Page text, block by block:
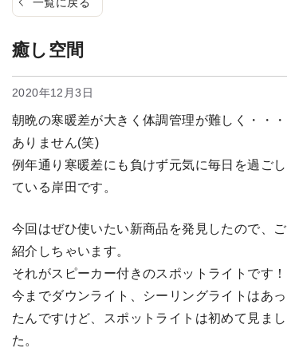
癒し空間
2020年12月3日
朝晩の寒暖差が大きく体調管理が難しく・・・
ありません(笑)
例年通り寒暖差にも負けず元気に毎日を過ごし
ている岸田です。
今回はぜひ使いたい新商品を発見したので、ご
紹介しちゃいます。
それがスピーカー付きのスポットライトです！
今までダウンライト、シーリングライトはあっ
たんですけど、スポットライトは初めて見まし
た。